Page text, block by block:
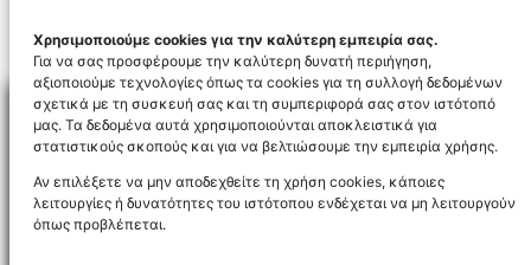
Χρησιμοποιούμε cookies για την καλύτερη εμπειρία σας.
Για να σας προσφέρουμε την καλύτερη δυνατή περιήγηση,
αξιοποιούμε τεχνολογίες όπως τα cookies για τη συλλογή δεδομένων
σχετικά με τη συσκευή σας και τη συμπεριφορά σας στον ιστότοπό
μας. Τα δεδομένα αυτά χρησιμοποιούνται αποκλειστικά για
στατιστικούς σκοπούς και για να βελτιώσουμε την εμπειρία χρήσης.
Αν επιλέξετε να μην αποδεχθείτε τη χρήση cookies, κάποιες
λειτουργίες ή δυνατότητες του ιστότοπου ενδέχεται να μη λειτουργούν
όπως προβλέπεται.
245.2003_id822